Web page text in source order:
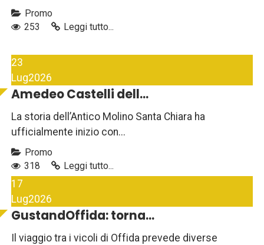
Promo
253
Leggi tutto...
23
Lug2026
Amedeo Castelli dell...
La storia dell’Antico Molino Santa Chiara ha
ufficialmente inizio con...
Promo
318
Leggi tutto...
17
Lug2026
GustandOffida: torna...
Il viaggio tra i vicoli di Offida prevede diverse